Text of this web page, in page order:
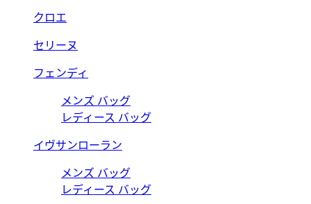
クロエ
セリーヌ
フェンディ
メンズ バッグ
レディース バッグ
イヴサンローラン
メンズ バッグ
レディース バッグ